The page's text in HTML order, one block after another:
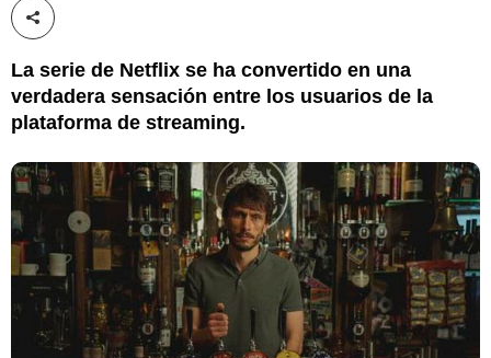
Compartir esta noticia
La serie de Netflix se ha convertido en una
verdadera sensación entre los usuarios de la
plataforma de streaming.